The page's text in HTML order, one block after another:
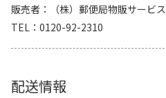
販売者
（株）郵便局物販サービス
TEL
0120-92-2310
配送情報